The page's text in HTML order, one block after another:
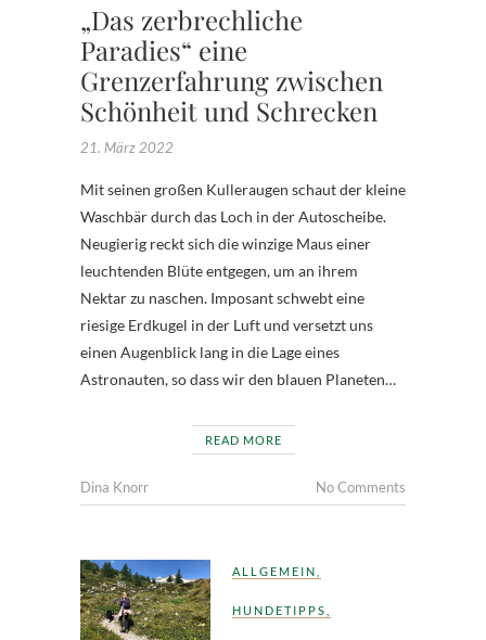
„Das zerbrechliche
Paradies“ eine
Grenzerfahrung zwischen
Schönheit und Schrecken
21. März 2022
Mit seinen großen Kulleraugen schaut der kleine
Waschbär durch das Loch in der Autoscheibe.
Neugierig reckt sich die winzige Maus einer
leuchtenden Blüte entgegen, um an ihrem
Nektar zu naschen. Imposant schwebt eine
riesige Erdkugel in der Luft und versetzt uns
einen Augenblick lang in die Lage eines
Astronauten, so dass wir den blauen Planeten…
READ MORE
Dina Knorr No Comments
ALLGEMEIN
HUNDETIPPS